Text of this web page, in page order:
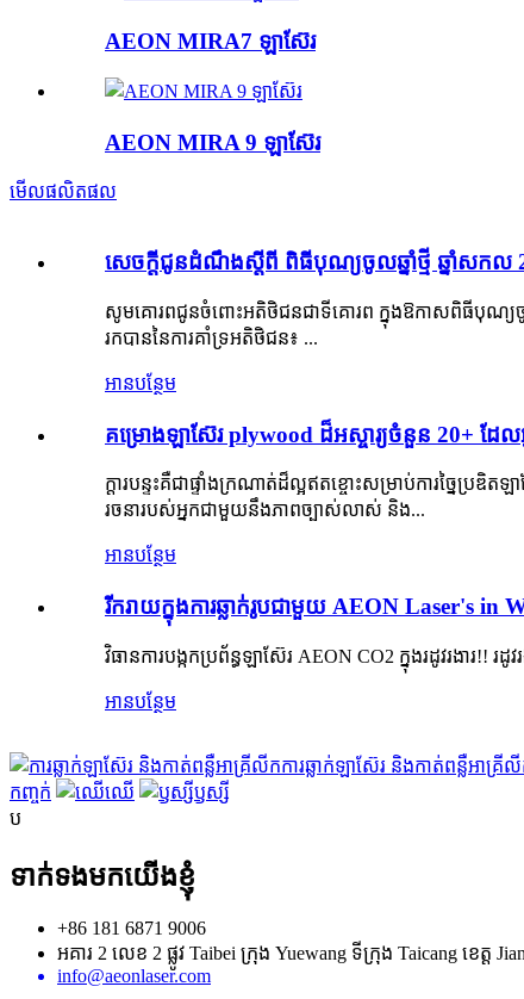
AEON MIRA7 ឡាស៊ែរ
AEON MIRA 9 ឡាស៊ែរ
មើលផលិតផល
សេចក្តីជូនដំណឹងស្តីពី ពិធីបុណ្យចូលឆ្នាំថ្មី ឆ្នាំសកល
សូមគោរពជូនចំពោះអតិថិជនជាទីគោរព ក្នុងឱកាសពិធីបុណ្យចូលឆ្
រកបាននៃការគាំទ្រអតិថិជន៖ ...
អានបន្ថែម
គម្រោងឡាស៊ែរ plywood ដ៏អស្ចារ្យចំនួន 20+ ដែ
ក្តារបន្ទះគឺជាផ្ទាំងក្រណាត់ដ៏ល្អឥតខ្ចោះសម្រាប់ការច្នៃប្
រចនារបស់អ្នកជាមួយនឹងភាពច្បាស់លាស់ និង...
អានបន្ថែម
រីករាយក្នុងការឆ្លាក់រូបជាមួយ AEON Laser's in
វិធានការបង្កកប្រព័ន្ធឡាស៊ែរ AEON CO2 ក្នុងរដូវរងា
អានបន្ថែម
ការឆ្លាក់ឡាស៊ែរ និងកាត់ពន្លឺអាគ្រី
កញ្ចក់
ឈើ
ឫស្សី
ប
ទាក់ទងមកយើងខ្ញុំ
+86 181 6871 9006
អគារ 2 លេខ 2 ផ្លូវ Taibei ក្រុង Yuewang ទីក្រុង Taicang ខេត្ត
info@aeonlaser.com